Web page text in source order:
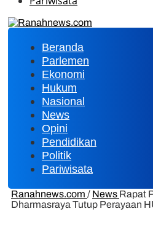
Beranda
Parlemen
Ekonomi
Hukum
Nasional
News
Opini
Pendidikan
Politik
Pariwisata
Ranahnews.com / News Rapat
Dharmasraya Tutup Perayaan